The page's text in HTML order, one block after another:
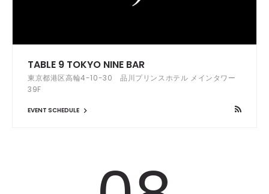
TABLE 9 TOKYO NINE BAR
東京都港区高輪4-10-30 品川プリンスホテル メインタワー
39F
EVENT SCHEDULE